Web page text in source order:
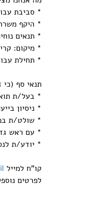
* סביבת
* היקף
* תנאים
* מיקום:
* תחילת
תנאי סף
* בעל/ת
* ניסיון
* שולט/ת
* עם ראש
* יודע/ת
קו"ח למייל
לפרטים נוספים –